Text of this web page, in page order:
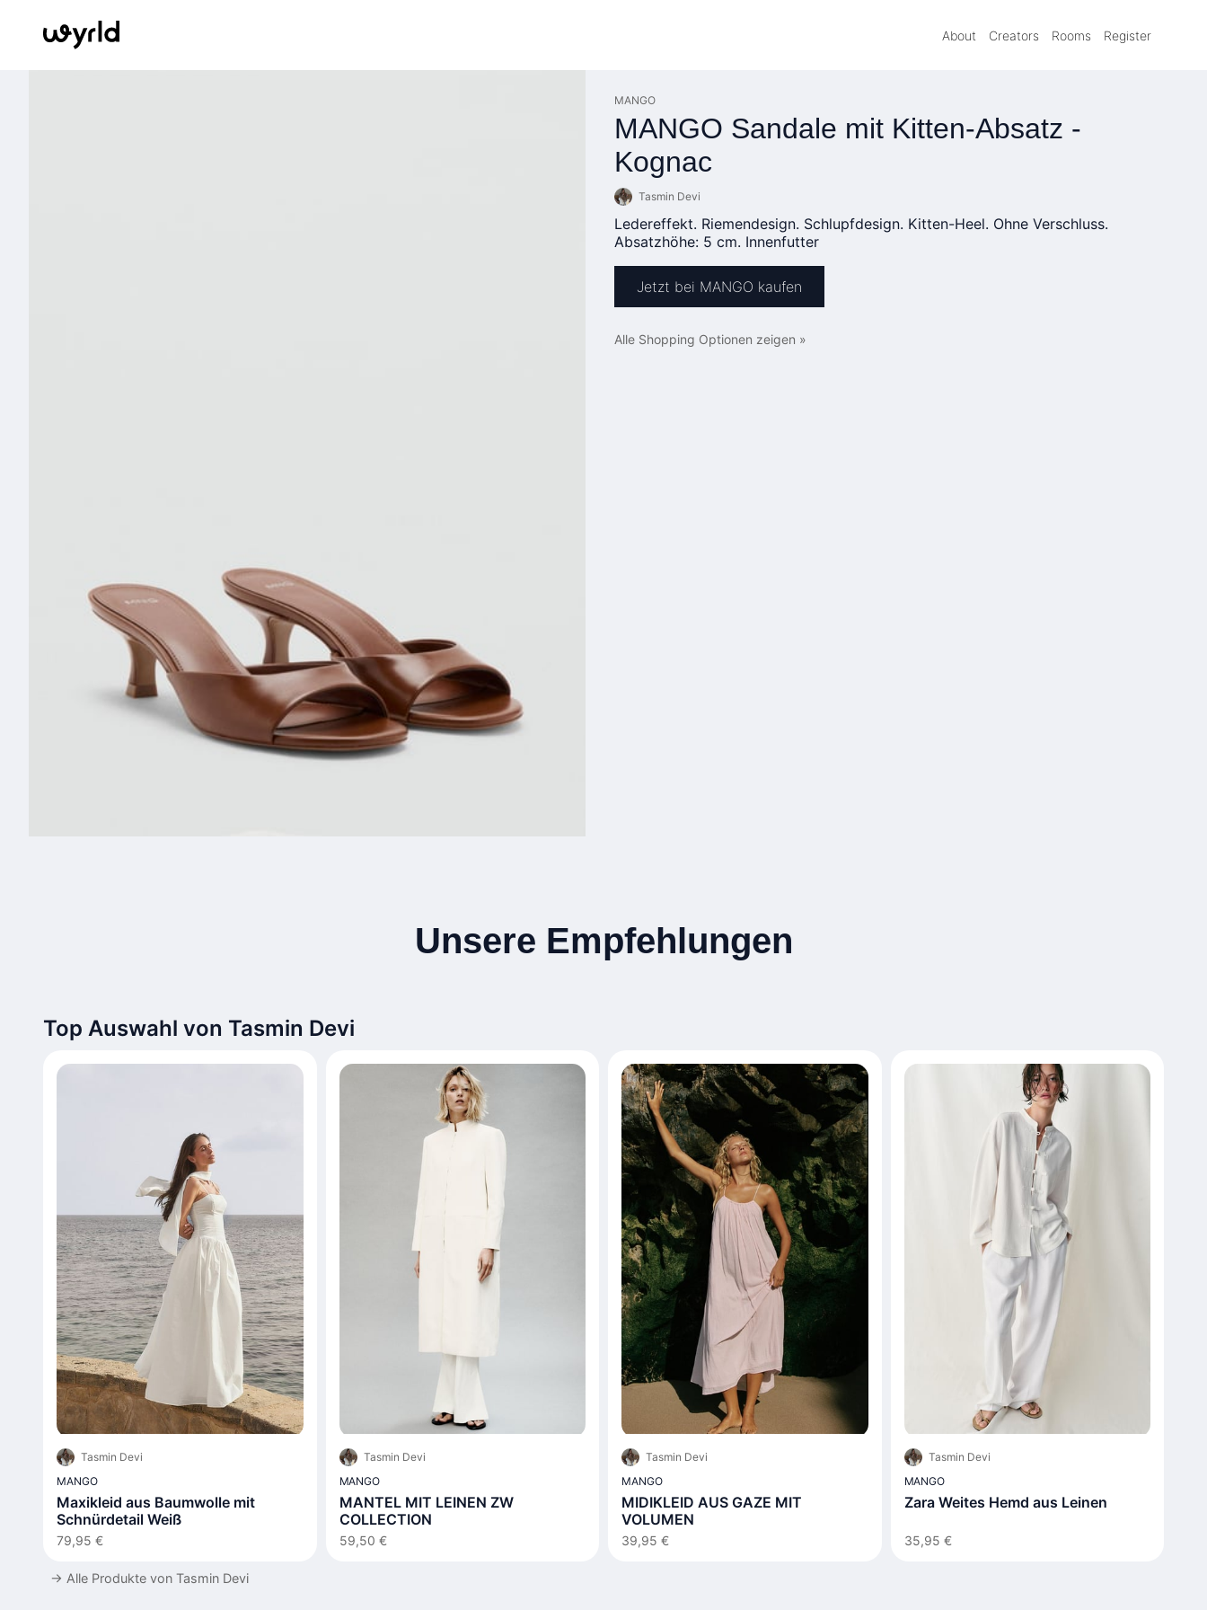
About Creators Rooms Register
MANGO
MANGO Sandale mit Kitten-Absatz -
Kognac
Tasmin Devi
Ledereffekt. Riemendesign. Schlupfdesign. Kitten-Heel. Ohne Verschluss.
Absatzhöhe: 5 cm. Innenfutter
Jetzt bei MANGO kaufen
Alle Shopping Optionen zeigen »
Unsere Empfehlungen
Top Auswahl von Tasmin Devi
Tasmin Devi
MANGO
Maxikleid aus Baumwolle mit
Schnürdetail Weiß
79,95 €
Tasmin Devi
MANGO
MANTEL MIT LEINEN ZW
COLLECTION
59,50 €
Tasmin Devi
MANGO
MIDIKLEID AUS GAZE MIT
VOLUMEN
39,95 €
Tasmin Devi
MANGO
Zara Weites Hemd aus Leinen
35,95 €
→ Alle Produkte von Tasmin Devi